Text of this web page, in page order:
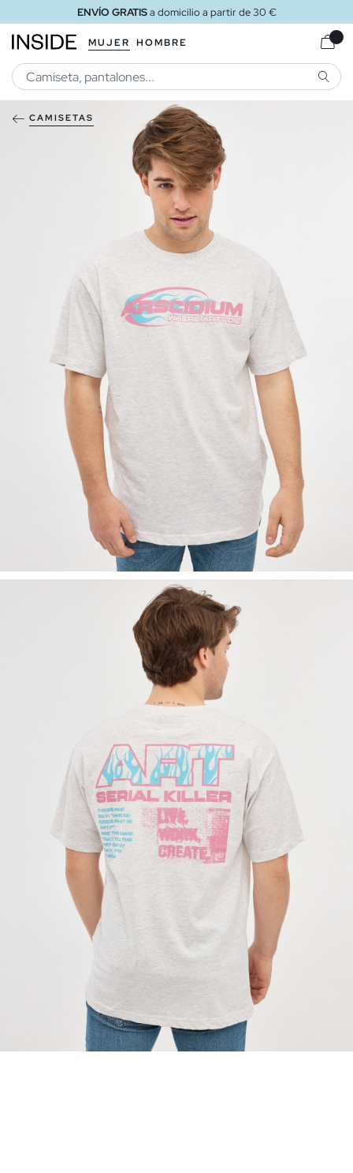
ENVÍO GRATISa domicilio a partir de 30 €
MUJER HOMBRE
CAMISETAS